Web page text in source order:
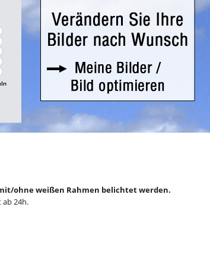
ohne weißen Rahmen belichtet werden.
ab 24h.